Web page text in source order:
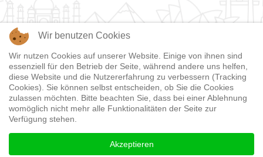
Tel: +49 851 88696-0
Wir benutzen Cookies
Wir nutzen Cookies auf unserer Website. Einige von ihnen sind
essenziell für den Betrieb der Seite, während andere uns helfen,
diese Website und die Nutzererfahrung zu verbessern (Tracking
Cookies). Sie können selbst entscheiden, ob Sie die Cookies
zulassen möchten. Bitte beachten Sie, dass bei einer Ablehnung
womöglich nicht mehr alle Funktionalitäten der Seite zur
Verfügung stehen.
Akzeptieren